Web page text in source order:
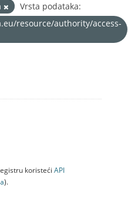
Vrsta podataka:
resource/authority/access-
koristeći API
).